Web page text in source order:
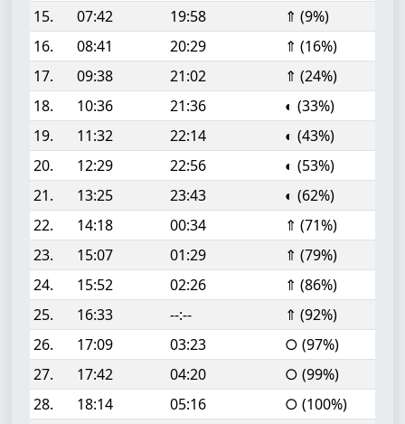
15.
07:42 19:58
⇑ (9%)
16.
08:41 20:29
⇑ (16%)
17.
09:38 21:02
⇑ (24%)
18.
10:36 21:36
◐ (33%)
19.
11:32 22:14
◐ (43%)
20.
12:29 22:56
◐ (53%)
21.
13:25 23:43
◐ (62%)
22.
14:18 00:34
⇑ (71%)
23.
15:07 01:29
⇑ (79%)
24.
15:52 02:26
⇑ (86%)
25.
16:33 --:--
⇑ (92%)
26.
17:09 03:23
○ (97%)
27.
17:42 04:20
○ (99%)
28.
18:14 05:16 ○ (100%)